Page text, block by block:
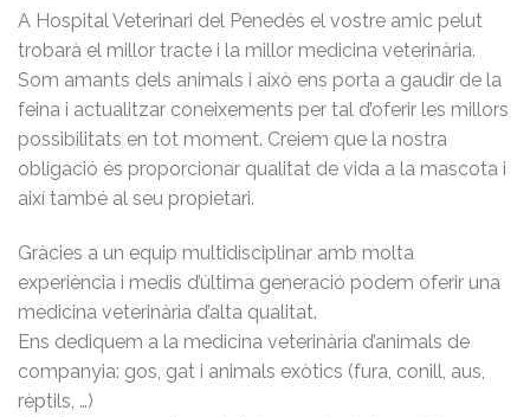
A Hospital Veterinari del Penedès el vostre amic pelut
trobarà el millor tracte i la millor medicina veterinària.
Som amants dels animals i això ens porta a gaudir de la
feina i actualitzar coneixements per tal d’oferir les millors
possibilitats en tot moment. Creiem que la nostra
obligació és proporcionar qualitat de vida a la mascota i
així també al seu propietari.
Gràcies a un equip multidisciplinar amb molta
experiència i medis d’última generació podem oferir una
medicina veterinària d’alta qualitat.
Ens dediquem a la medicina veterinària d’animals de
companyia: gos, gat i animals exòtics (fura, conill, aus,
rèptils, …)